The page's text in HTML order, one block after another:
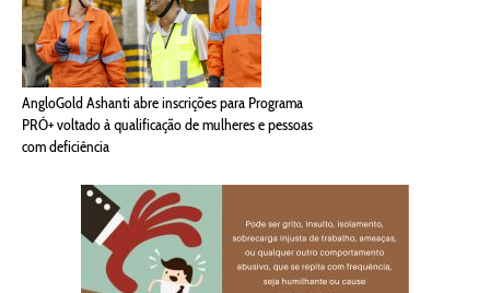
AngloGold Ashanti abre inscrições para Programa
PRÓ+ voltado à qualificação de mulheres e pessoas
com deficiência